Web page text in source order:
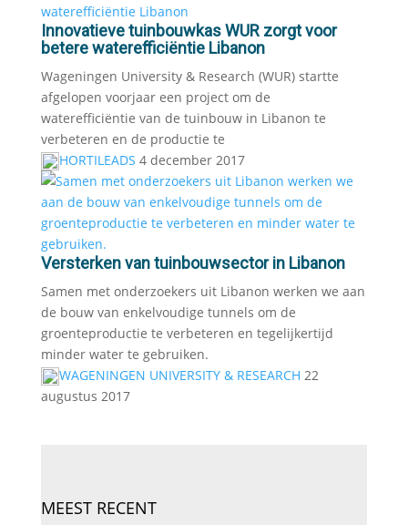
Innovatieve tuinbouwkas WUR zorgt voor
betere waterefficiëntie Libanon
Wageningen University & Research (WUR) startte
afgelopen voorjaar een project om de
waterefficiëntie van de tuinbouw in Libanon te
verbeteren en de productie te
HORTILEADS 4 december 2017
Versterken van tuinbouwsector in Libanon
Samen met onderzoekers uit Libanon werken we aan
de bouw van enkelvoudige tunnels om de
groenteproductie te verbeteren en tegelijkertijd
minder water te gebruiken.
WAGENINGEN UNIVERSITY & RESEARCH 22
augustus 2017
MEEST RECENT